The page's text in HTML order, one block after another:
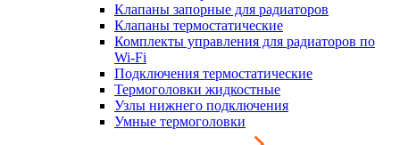
Клапаны запорные для радиаторов
Клапаны термостатические
Комплекты управления для радиаторов по
Wi-Fi
Подключения термостатические
Термоголовки жидкостные
Узлы нижнего подключения
Умные термоголовки